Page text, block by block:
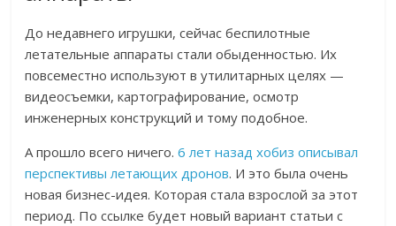
До недавнего игрушки, сейчас беспилотные
летательные аппараты стали обыденностью. Их
повсеместно используют в утилитарных целях —
видеосъемки, картографирование, осмотр
инженерных конструкций и тому подобное.
А прошло всего ничего.6 лет назад хобиз описывал
перспективы летающих дронов. И это была очень
новая бизнес-идея. Которая стала взрослой за этот
период. По ссылке будет новый вариант статьи с